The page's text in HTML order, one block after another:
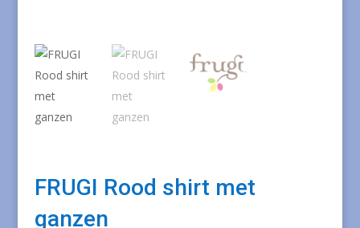
FRUGI Rood shirt met
ganzen